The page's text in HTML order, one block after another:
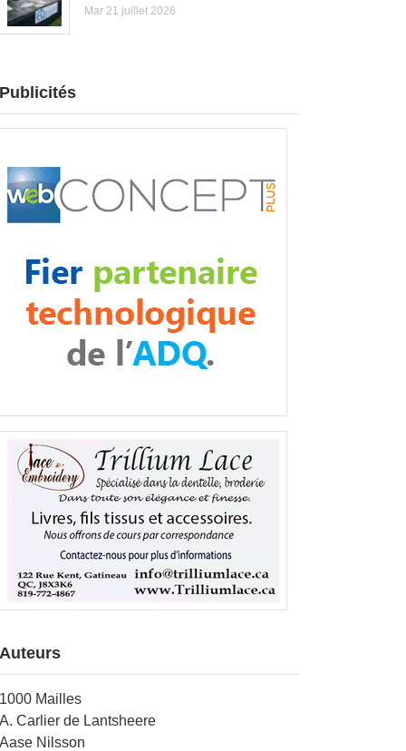
Mar 21 juillet 2026
Publicités
Auteurs
1000 Mailles
A. Carlier de Lantsheere
Aase Nilsson